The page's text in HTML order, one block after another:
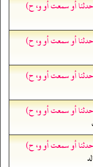
أو سمعت أو و، ح)
أو سمعت أو و، ح)
أو سمعت أو و، ح)
أو سمعت أو و، ح)
أو سمعت أو و، ح)